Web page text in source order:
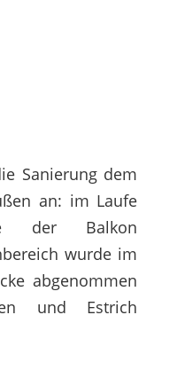
Sanierung dem
an: im Laufe
der Balkon
wurde im
abgenommen
und Estrich